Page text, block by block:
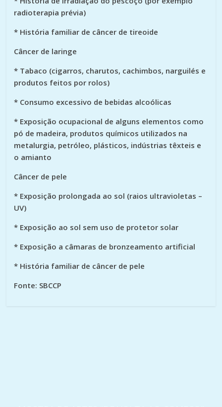
radioterapia prévia)
* História familiar de câncer de tireoide
Câncer de laringe
* Tabaco (cigarros, charutos, cachimbos, narguilés e
produtos feitos por rolos)
* Consumo excessivo de bebidas alcoólicas
* Exposição ocupacional de alguns elementos como
pó de madeira, produtos químicos utilizados na
metalurgia, petróleo, plásticos, indústrias têxteis e
o amianto
Câncer de pele
* Exposição prolongada ao sol (raios ultravioletas –
UV)
* Exposição ao sol sem uso de protetor solar
* Exposição a câmaras de bronzeamento artificial
* História familiar de câncer de pele
Fonte: SBCCP